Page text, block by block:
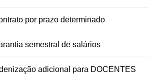
por prazo determinado
semestral de salários
adicional para DOCENTES